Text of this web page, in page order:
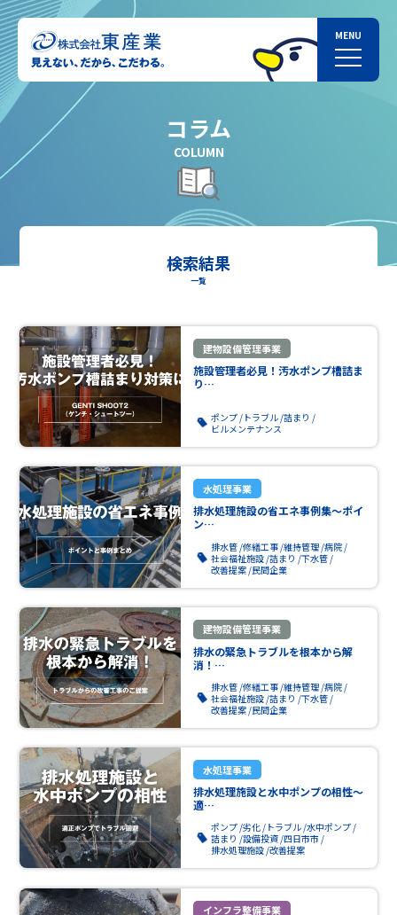
コラム
COLUMN
検索結果
一覧
建物設備管理事業
施設管理者必見！汚水ポンプ槽詰ま
り…
ポンプ トラブル 詰まり
ビルメンテナンス
水処理事業
排水処理施設の省エネ事例集～ポイ
ン…
排水管 修繕工事 維持管理 病院
社会福祉施設 詰まり 下水管
改善提案 民間企業
建物設備管理事業
排水の緊急トラブルを根本から解
消！…
排水管 修繕工事 維持管理 病院
社会福祉施設 詰まり 下水管
改善提案 民間企業
水処理事業
排水処理施設と水中ポンプの相性～
適…
ポンプ 劣化 トラブル 水中ポンプ
詰まり 設備投資 四日市市
排水処理施設 改善提案
インフラ整備事業